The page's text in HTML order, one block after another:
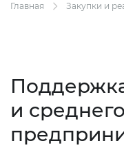
Главная Закупки и
и среднего